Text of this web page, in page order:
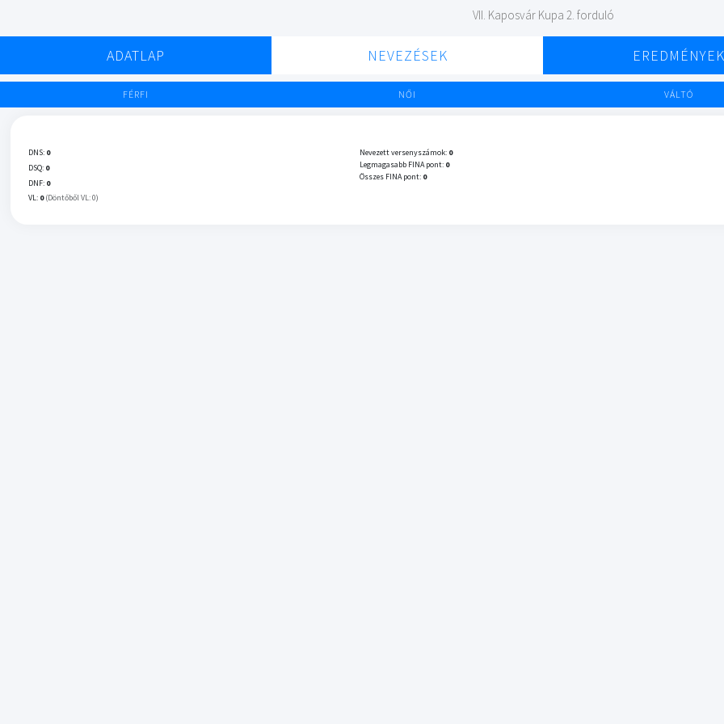
VII. Kaposvár Kupa 2. forduló
ADATLAP NEVEZÉSEK EREDMÉNYEK
FÉRFI NŐI VÁLTÓ
DNS: 0
DSQ: 0
DNF: 0
VL: 0 (Döntőből VL: 0)
Nevezett versenyszámok: 0
Legmagasabb FINA pont: 0
Összes FINA pont: 0